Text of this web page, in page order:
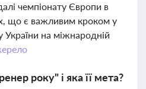
чемпіонату Європи в
що є важливим кроком у
на міжнародній
року" і яка її мета?